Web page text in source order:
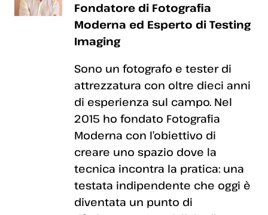
Fondatore di Fotografia
Moderna ed Esperto di Testing
Imaging
Sono un fotografo e tester di
attrezzatura con oltre dieci anni
di esperienza sul campo. Nel
2015 ho fondato Fotografia
Moderna con l’obiettivo di
creare uno spazio dove la
tecnica incontra la pratica: una
testata indipendente che oggi è
diventata un punto di